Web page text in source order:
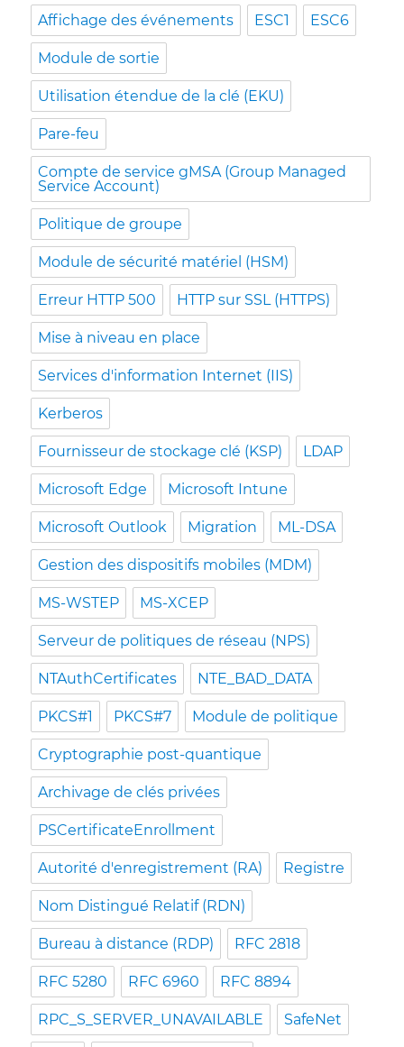
Affichage des événements ESC1 ESC6
Module de sortie
Utilisation étendue de la clé (EKU)
Pare-feu
Compte de service gMSA (Group Managed
Service Account)
Politique de groupe
Module de sécurité matériel (HSM)
Erreur HTTP 500 HTTP sur SSL (HTTPS)
Mise à niveau en place
Services d'information Internet (IIS)
Kerberos
Fournisseur de stockage clé (KSP) LDAP
Microsoft Edge Microsoft Intune
Microsoft Outlook Migration ML-DSA
Gestion des dispositifs mobiles (MDM)
MS-WSTEP MS-XCEP
Serveur de politiques de réseau (NPS)
NTAuthCertificates NTE_BAD_DATA
PKCS#1 PKCS#7 Module de politique
Cryptographie post-quantique
Archivage de clés privées
PSCertificateEnrollment
Autorité d'enregistrement (RA) Registre
Nom Distingué Relatif (RDN)
Bureau à distance (RDP) RFC 2818
RFC 5280 RFC 6960 RFC 8894
RPC_S_SERVER_UNAVAILABLE SafeNet